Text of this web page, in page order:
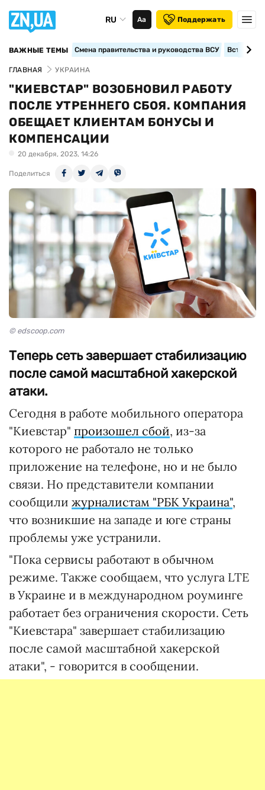
RU Аа Поддержать
ВАЖНЫЕ ТЕМЫ Смена правительства и руководства ВСУ
ГЛАВНАЯ УКРАИНА
"КИЕВСТАР" ВОЗОБНОВИЛ РАБОТУ
ПОСЛЕ УТРЕННЕГО СБОЯ. КОМПАНИЯ
ОБЕЩАЕТ КЛИЕНТАМ БОНУСЫ И
КОМПЕНСАЦИИ
20 декабря, 2023, 14:26
Поделиться
© edscoop.com
Теперь сеть завершает стабилизацию
после самой масштабной хакерской
атаки.
Сегодня в работе мобильного оператора
"Киевстар" произошел сбой, из-за
которого не работало не только
приложение на телефоне, но и не было
связи. Но представители компании
сообщили журналистам "РБК Украина",
что возникшие на западе и юге страны
проблемы уже устранили.
"Пока сервисы работают в обычном
режиме. Также сообщаем, что услуга LTE
в Украине и в международном роуминге
работает без ограничения скорости. Сеть
"Киевстара" завершает стабилизацию
после самой масштабной хакерской
атаки", - говорится в сообщении.